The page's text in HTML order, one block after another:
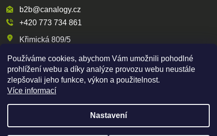
Používáme cookies, abychom Vám umožnili pohodlné
prohlížení webu a díky analýze provozu webu neustále
zlepšovali jeho funkce, výkon a použitelnost.
Více informací
Nastavení
b2b@canalogy.cz
+420 773 734 861
Křimická 809/5
318 00 Plzeň 3-Skvrňany
Česká republika
Shoptet | mime digital
Copyright 2026Canapuff Wholesale. Všechna práva